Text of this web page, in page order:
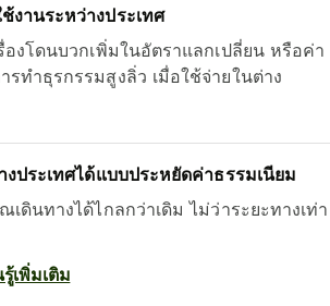
งานระหว่างประเทศ
องโดนบวกเพิ่มในอัตราแลกเปลี่ยน หรือค่า
รทำธุรกรรมสูงลิ่ว เมื่อใช้จ่ายในต่าง
งประเทศได้แบบประหยัดค่าธรรมเนียม
เดินทางได้ไกลกว่าเดิม ไม่ว่าระยะทางเท่า
รู้เพิ่มเติม